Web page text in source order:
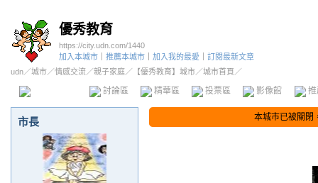
優秀教育
https://city.udn.com/1440
加入本城市
推薦本城市 加入我的最愛
訂閱最新文章
udn／城市／情感交流／親子家庭／ 【優秀教育】城市／城市首頁／
討論區 精華區 投票區 影像館
市長 本城市已被關閉